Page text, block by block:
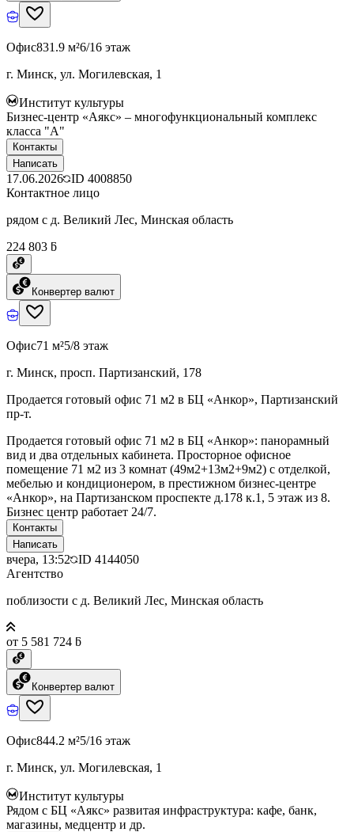
Офис831.9 м²6/16 этаж
г. Минск, ул. Могилевская, 1
Институт культуры
Бизнес-центр «Аякс» – многофункциональный комплекс
класса "А"
Контакты
Написать
17.06.2026 ID 4008850
Контактное лицо
рядом с д. Великий Лес, Минская область
224 803 ƃ
Конвертер валют
Офис71 м²5/8 этаж
г. Минск, просп. Партизанский, 178
Продается готовый офис 71 м2 в БЦ «Анкор», Партизанский
пр-т.
Продается готовый офис 71 м2 в БЦ «Анкор»: панорамный
вид и два отдельных кабинета. Просторное офисное
помещение 71 м2 из 3 комнат (49м2+13м2+9м2) с отделкой,
мебелью и кондиционером, в престижном бизнес-центре
«Анкор», на Партизанском проспекте д.178 к.1, 5 этаж из 8.
Бизнес центр работает 24/7.
Контакты
Написать
вчера, 13:52 ID 4144050
Агентство
поблизости с д. Великий Лес, Минская область
от 5 581 724 ƃ
Конвертер валют
Офис844.2 м²5/16 этаж
г. Минск, ул. Могилевская, 1
Институт культуры
Рядом с БЦ «Аякс» развитая инфраструктура: кафе, банк,
магазины, медцентр и др.